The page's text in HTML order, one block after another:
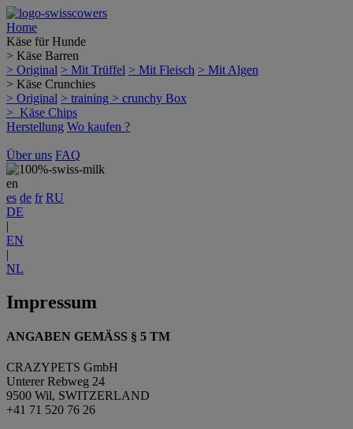
Home
Käse für Hunde
> Käse Barren
> Original > Mit Trüffel > Mit Fleisch > Mit Algen
> Käse Crunchies
> Original > training > crunchy Box
> Käse Chips
Herstellung Wo kaufen ?
Über uns FAQ
en
es de fr RU
DE
|
EN
|
NL
Impressum
ANGABEN GEMÄSS § 5 TM
CRAZYPETS GmbH
Unterer Rebweg 24
9500 Wil, SWITZERLAND
+41 71 520 76 26